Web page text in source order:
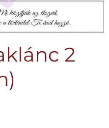
2